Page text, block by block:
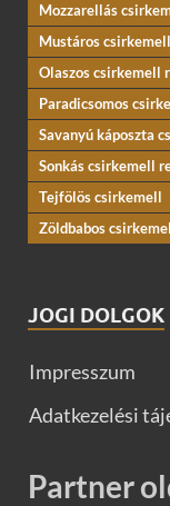
Mozzarellás
Mustáros
Olaszos csirkemell
Paradicsomos
Savanyú káposzta
Sonkás csirkemell
Tejfölös csirkemell
Zöldbabos
JOGI DOLGOK
Impresszum
Adatkezelési
Partner